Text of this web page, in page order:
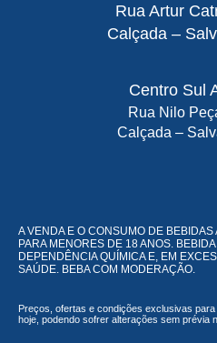
Rua Artur
Calçada –
Centro Sul
Rua Nilo
Calçada –
A VENDA E O CONSUMO DE
PARA MENORES DE 18 ANOS.
DEPENDÊNCIA QUÍMICA E, EM
SAÚDE. BEBA COM MODERAÇÃO.
Preços, ofertas e condições exclusivas
hoje, podendo sofrer alterações sem prévia